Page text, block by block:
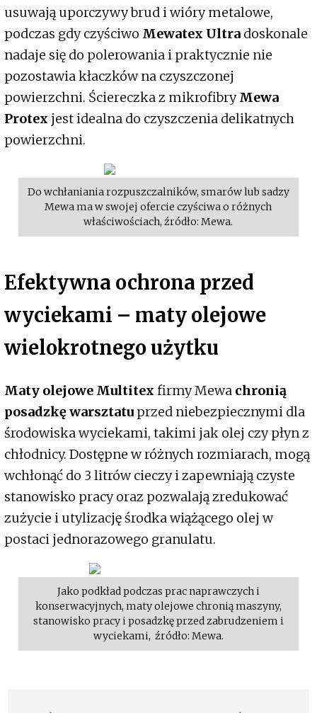
usuwają uporczywy brud i wióry metalowe,
podczas gdy czyściwo Mewatex Ultra doskonale
nadaje się do polerowania i praktycznie nie
pozostawia kłaczków na czyszczonej
powierzchni. Ściereczka z mikrofibryMewa
Protex jest idealna do czyszczenia delikatnych
powierzchni.
Do wchłaniania rozpuszczalników, smarów lub sadzy
Mewa ma w swojej ofercie czyściwa o różnych
właściwościach, źródło: Mewa.
Efektywna ochrona przed
wyciekami – maty olejowe
wielokrotnego użytku
Maty olejowe Multitex firmy Mewa chronią
posadzkę warsztatu przed niebezpiecznymi dla
środowiska wyciekami, takimi jak olej czy płyn z
chłodnicy. Dostępne w różnych rozmiarach, mogą
wchłonąć do 3 litrów cieczy i zapewniają czyste
stanowisko pracy oraz pozwalają zredukować
zużycie i utylizację środka wiążącego olej w
postaci jednorazowego granulatu.
Jako podkład podczas prac naprawczych i
konserwacyjnych, maty olejowe chronią maszyny,
stanowisko pracy i posadzkę przed zabrudzeniem i
wyciekami, źródło: Mewa.